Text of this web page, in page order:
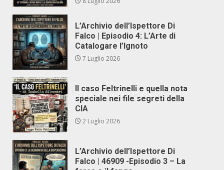
L’Archivio dell’Ispettore Di
Falco | Episodio 4: L’Arte di
Catalogare l’Ignoto
7 Luglio 2026
Il caso Feltrinelli e quella nota
speciale nei file segreti della
CIA
2 Luglio 2026
L’Archivio dell’Ispettore Di
Falco | 46909 -Episodio 3 – La